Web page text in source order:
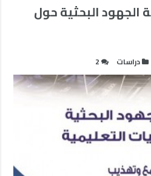
الجهود البحثية حول
دراسات 2